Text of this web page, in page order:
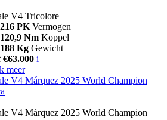
V4 Tricolore
216 PK Vermogen
120,9 Nm Koppel
188 Kg Gewicht
i
meer
V4 Márquez 2025 World Champion
V4 Márquez 2025 World Champion